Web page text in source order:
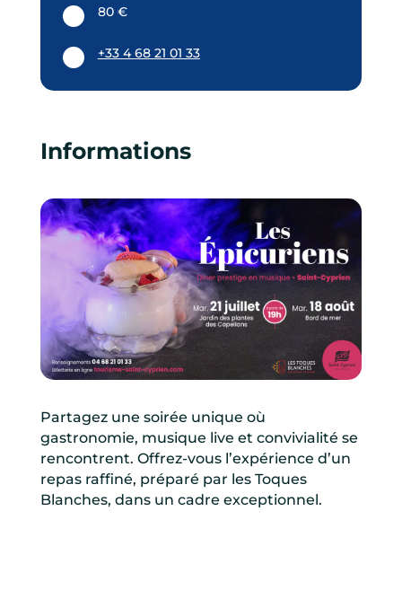
80 €
+33 4 68 21 01 33
Informations
Partagez une soirée unique où
gastronomie, musique live et convivialité se
rencontrent. Offrez-vous l’expérience d’un
repas raffiné, préparé par les Toques
Blanches, dans un cadre exceptionnel.